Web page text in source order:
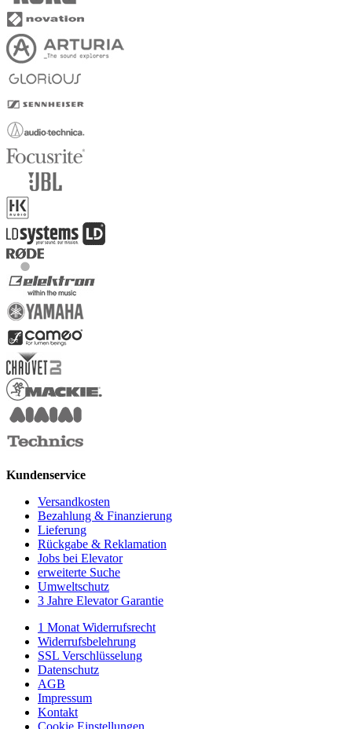
Kundenservice
Versandkosten
Bezahlung & Finanzierung
Lieferung
Rückgabe & Reklamation
Jobs bei Elevator
erweiterte Suche
Umweltschutz
3 Jahre Elevator Garantie
1 Monat Widerrufsrecht
Widerrufsbelehrung
SSL Verschlüsselung
Datenschutz
AGB
Impressum
Kontakt
Cookie Einstellungen